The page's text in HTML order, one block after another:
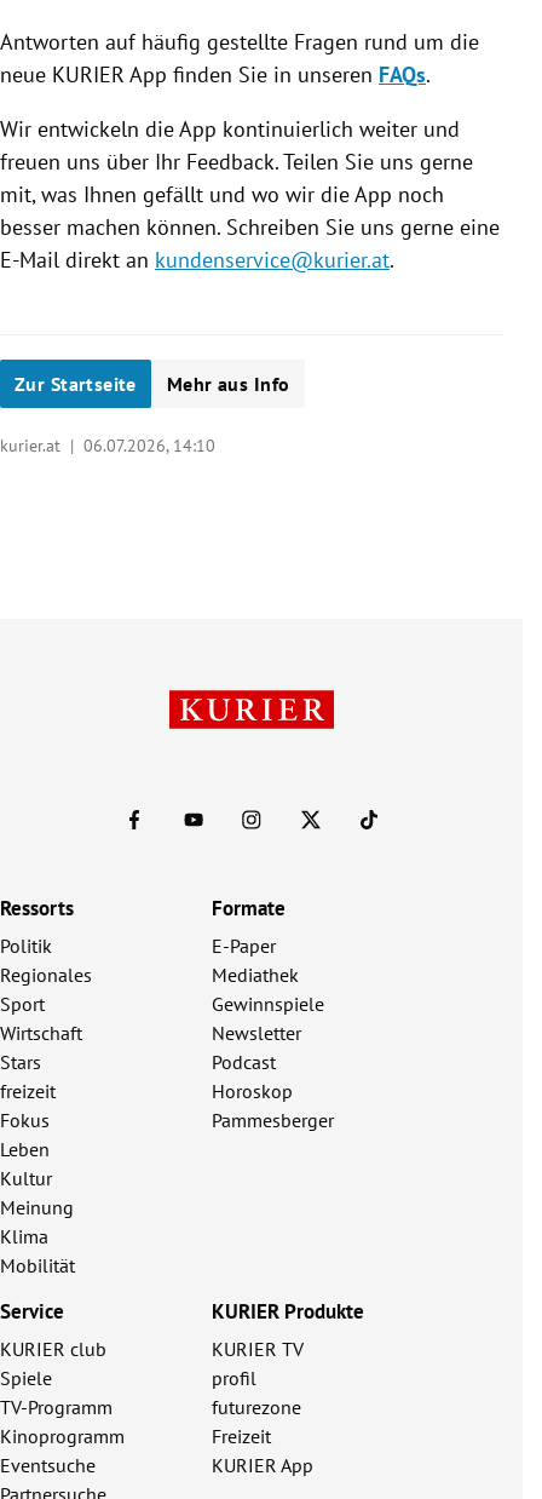
Antworten auf häufig gestellte Fragen rund um die
neue KURIER App finden Sie in unseren FAQs.
Wir entwickeln die App kontinuierlich weiter und
freuen uns über Ihr Feedback. Teilen Sie uns gerne
mit, was Ihnen gefällt und wo wir die App noch
besser machen können. Schreiben Sie uns gerne eine
E-Mail direkt an kundenservice@kurier.at.
Zur Startseite Mehr aus Info
kurier.at | 06.07.2026, 14:10
Ressorts
Politik
Regionales
Sport
Wirtschaft
Stars
freizeit
Fokus
Leben
Kultur
Meinung
Klima
Mobilität
Formate
E-Paper
Mediathek
Gewinnspiele
Newsletter
Podcast
Horoskop
Pammesberger
Service
KURIER club
Spiele
TV-Programm
Kinoprogramm
Eventsuche
Partnersuche
KURIER Produkte
KURIER TV
profil
futurezone
Freizeit
KURIER App